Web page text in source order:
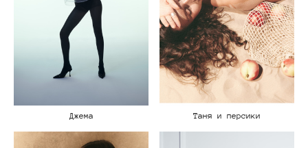
Джема Таня и персики